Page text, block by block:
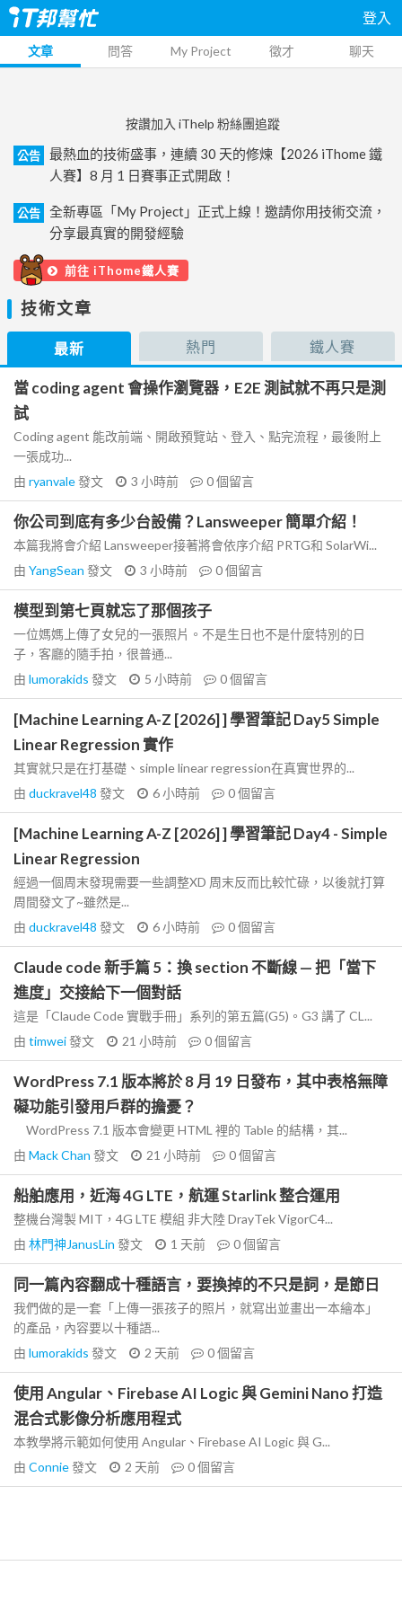
登入
文章 問答 My Project 徵才 聊天
按讚加入 iThelp 粉絲團追蹤
公告
最熱血的技術盛事，連續 30 天的修煉【2026 iThome 鐵
人賽】8 月 1 日賽事正式開啟！
公告
全新專區「My Project」正式上線！邀請你用技術交流，
分享最真實的開發經驗
前往 iThome鐵人賽
技術文章
最新 熱門 鐵人賽
當 coding agent 會操作瀏覽器，E2E 測試就不再只是測
試
Coding agent 能改前端、開啟預覽站、登入、點完流程，最後附上
一張成功...
由 ryanvale發文 3 小時前 0個留言
你公司到底有多少台設備？Lansweeper 簡單介紹！
本篇我將會介紹 Lansweeper接著將會依序介紹 PRTG和 SolarWi...
由 YangSean 發文 3 小時前 0個留言
模型到第七頁就忘了那個孩子
一位媽媽上傳了女兒的一張照片。不是生日也不是什麼特別的日
子，客廳的隨手拍，很普通...
由 lumorakids 發文 5 小時前 0個留言
[Machine Learning A-Z [2026] ] 學習筆記 Day5 Simple
Linear Regression 實作
其實就只是在打基礎、simple linear regression在真實世界的...
由 duckravel48 發文 6 小時前 0個留言
[Machine Learning A-Z [2026] ] 學習筆記 Day4 - Simple
Linear Regression
經過一個周末發現需要一些調整XD 周末反而比較忙碌，以後就打算
周間發文了~雖然是...
由 duckravel48 發文 6 小時前 0個留言
Claude code 新手篇 5：換 section 不斷線 — 把「當下
進度」交接給下一個對話
這是「Claude Code 實戰手冊」系列的第五篇(G5)。G3 講了 CL...
由 timwei發文 21 小時前 0個留言
WordPress 7.1 版本將於 8 月 19 日發布，其中表格無障
礙功能引發用戶群的擔憂？
WordPress 7.1 版本會變更 HTML 裡的 Table 的結構，其...
由 Mack Chan 發文 21 小時前 0個留言
船舶應用，近海 4G LTE，航運 Starlink 整合運用
整機台灣製 MIT，4G LTE 模組 非大陸 DrayTek VigorC4...
由 林門神JanusLin 發文 1 天前 0個留言
同一篇內容翻成十種語言，要換掉的不只是詞，是節日
我們做的是一套「上傳一張孩子的照片，就寫出並畫出一本繪本」
的產品，內容要以十種語...
由 lumorakids 發文 2 天前 0個留言
使用 Angular、Firebase AI Logic 與 Gemini Nano 打造
混合式影像分析應用程式
本教學將示範如何使用 Angular、Firebase AI Logic 與 G...
由 Connie發文 2 天前 0個留言